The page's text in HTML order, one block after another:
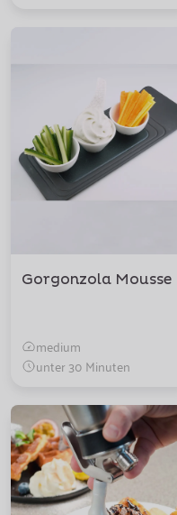
Gorgonzola Mousse
medium
unter 30 Minuten